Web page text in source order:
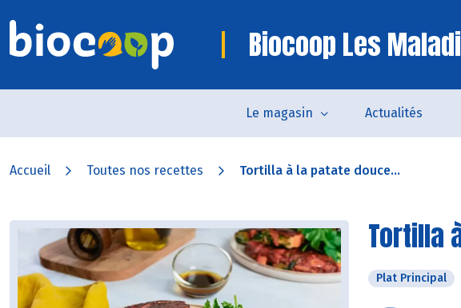
Biocoop Les
Le magasin Actualités
Accueil Toutes nos recettes Tortilla à la patate douce...
Tortilla
Plat Principal